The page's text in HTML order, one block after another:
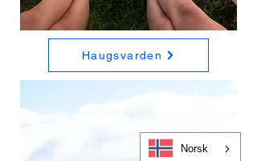
Haugsvarden
Norsk